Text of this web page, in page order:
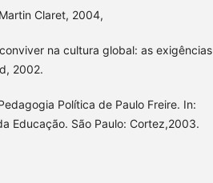
Claret, 2004,
na cultura global: as exigências
2002.
Política de Paulo Freire. In:
Educação. São Paulo: Cortez,2003.